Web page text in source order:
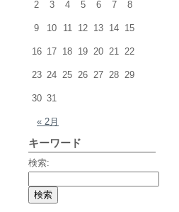
« 2月
2 3 4 5 6 7 8
9 10 11 12 13 14 15
16 17 18 19 20 21 22
23 24 25 26 27 28 29
30 31
キーワード
検索: